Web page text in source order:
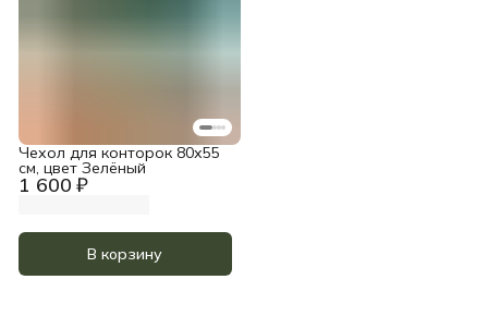
1 600 ₽
Чехол для конторок 80х55
см, цвет Зелёный
В корзину